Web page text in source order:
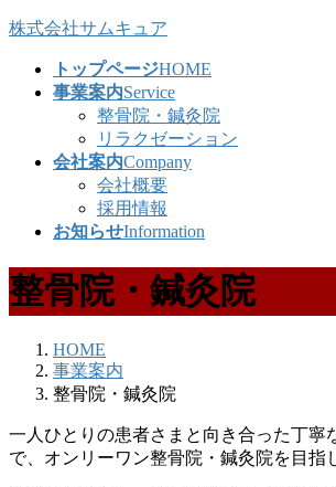
コ
ナ
株式会社サムキュア
トップページHOME
事業案内Service
整骨院・鍼灸院
リラクゼーション
会社案内Company
会社概要
採用情報
お知らせInformation
整骨院・鍼灸院
HOME
事業案内
整骨院・鍼灸院
一人ひとりの患者さまと向き合った丁寧
で、オンリーワン整骨院・鍼灸院を目指